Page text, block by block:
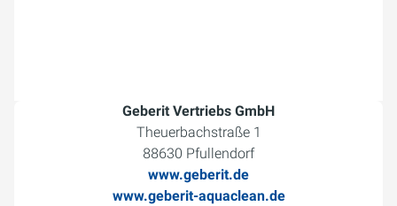
Geberit Vertriebs GmbH
Theuerbachstraße 1
88630 Pfullendorf
www.geberit.de
www.geberit-aquaclean.de